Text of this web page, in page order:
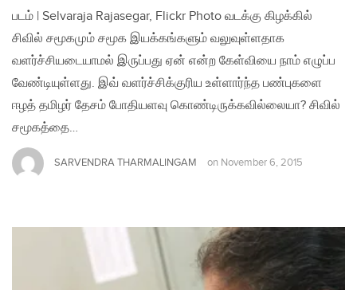
படம் | Selvaraja Rajasegar, Flickr Photo வடக்கு கிழக்கில்
சிவில் சமூகமும் சமூக இயக்கங்களும் வலுவுள்ளதாக
வளர்ச்சியடையாமல் இருப்பது ஏன் என்ற கேள்வியை நாம் எழுப்ப
வேண்டியுள்ளது. இவ் வளர்ச்சிக்குரிய உள்ளார்ந்த பண்புகளை
ஈழத் தமிழர் தேசம் போதியளவு கொண்டிருக்கவில்லையா? சிவில்
சமூகத்தை…
SARVENDRA THARMALINGAM on November 6, 2015